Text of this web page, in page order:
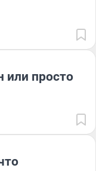
или просто